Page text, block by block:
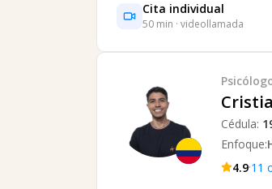
Cita individual
50 min · videollamada
Cédula:
Enfoque:
4.9·11